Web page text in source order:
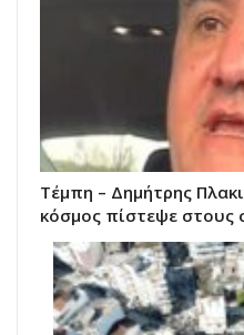
Τέμπη – Δημήτρης
κόσμος πίστεψε στους